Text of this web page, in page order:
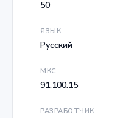
50
ЯЗЫК
Русский
МКС
91.100.15
РАЗРАБОТЧИК